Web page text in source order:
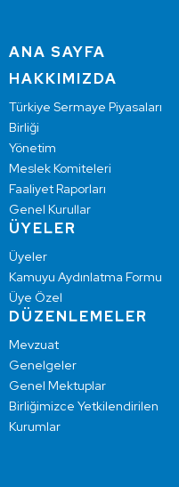
ANA SAYFA
HAKKIMIZDA
Türkiye Sermaye Piyasaları
Birliği
Yönetim
Meslek Komiteleri
Faaliyet Raporları
Genel Kurullar
ÜYELER
Üyeler
Kamuyu Aydınlatma Formu
Üye Özel
DÜZENLEMELER
Mevzuat
Genelgeler
Genel Mektuplar
Birliğimizce Yetkilendirilen
Kurumlar